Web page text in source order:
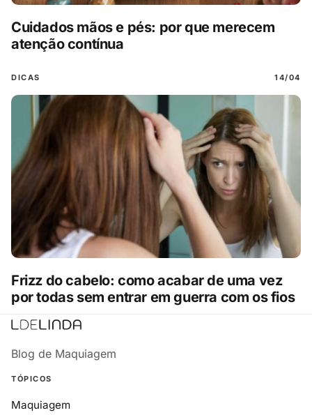
Cuidados mãos e pés: por que merecem
atenção contínua
DICAS 14/04
Frizz do cabelo: como acabar de uma vez
por todas sem entrar em guerra com os fios
Blog de Maquiagem
TÓPICOS
Maquiagem